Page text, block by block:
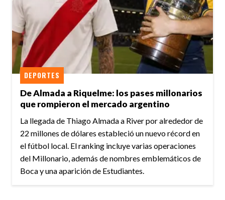
De Almada a Riquelme: los pases millonarios
que rompieron el mercado argentino
DEPORTES
La llegada de Thiago Almada a River por alrededor de
22 millones de dólares estableció un nuevo récord en
el fútbol local. El ranking incluye varias operaciones
del Millonario, además de nombres emblemáticos de
Boca y una aparición de Estudiantes.